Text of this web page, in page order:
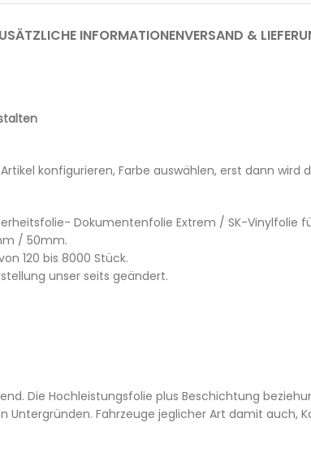
INFORMATIONENVERSAND &
konfigurieren, Farbe auswählen, erst dann
Dokumentenfolie Extrem / SK-Vinylfolie
/ 50mm.
120 bis 8000 Stück.
unser seits geändert.
Die Hochleistungsfolie plus Beschichtung
Fahrzeuge jeglicher Art damit auch,